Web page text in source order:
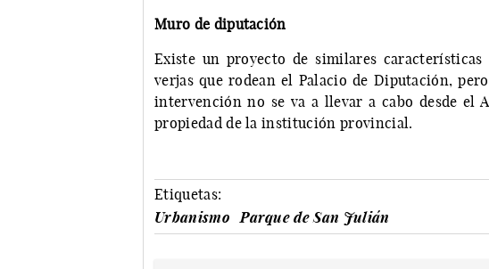
Muro de diputación
Existe un proyecto de similares
verjas que rodean el Palacio de Diputación,
intervención no se va a llevar a cabo desde el
propiedad de la institución provincial.
Etiquetas:
Urbanismo
Parque de San Julián